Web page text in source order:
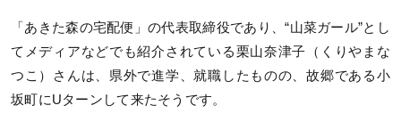
「あきた森の宅配便」の代表取締役であり、“山菜ガール”とし
てメディアなどでも紹介されている栗山奈津子（くりやまな
つこ）さんは、県外で進学、就職したものの、故郷である小
坂町にUターンして来たそうです。